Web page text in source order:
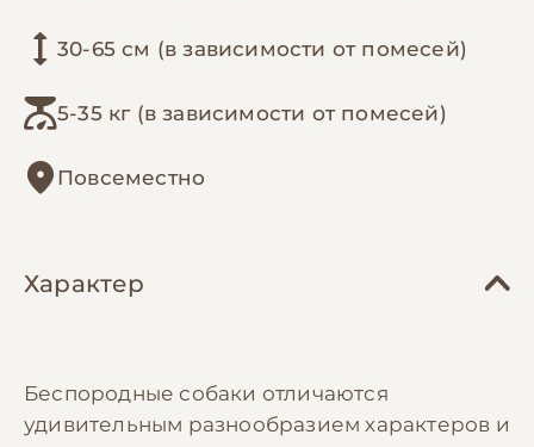
30-65 см (в зависимости от помесей)
5-35 кг (в зависимости от помесей)
Повсеместно
Характер
Беспородные собаки отличаются
удивительным разнообразием характеров и